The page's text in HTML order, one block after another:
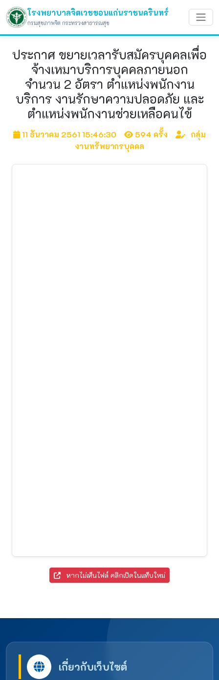
โรงพยาบาลจิตเวชขอนแก่นราชนครินทร์
กรมสุขภาพจิต กระทรวงสาธารณสุข
ประกาศ ขยายเวลารับสมัครบุคคลเพื่อ
จ้างเหมาบริการบุคคลภายนอก
จำนวน 2 อัตรา ตำแหน่งพนักงาน
บริการ งานรักษาความปลอดภัย และ
ตำแหน่งพนักงานช่วยเหลือคนไข้
11 ธันวาคม 2561 15:46:30 594 ครั้ง
กลุ่ม
งานทรัพยากรบุคคล
หากไม่เห็นไฟล์ คลิกเปิดในแท็บใหม่
เกี่ยวกับเว็บไซต์